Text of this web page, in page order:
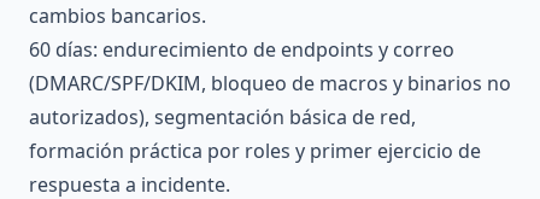
cambios bancarios.
60 días: endurecimiento de endpoints y correo
(DMARC/SPF/DKIM, bloqueo de macros y binarios no
autorizados), segmentación básica de red,
formación práctica por roles y primer ejercicio de
respuesta a incidente.